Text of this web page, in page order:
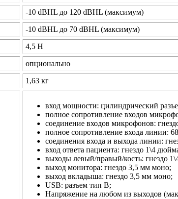
-10 dBHL до 120 dBHL (максимум)
-10 dBHL до 70 dBHL (максимум)
4,5 Н
опционально
1,63 кг
вход мощности: цилиндрический
полное сопротивление входов
соединение входов микрофонов:
полное сопротивление входа линии:
соединения входа и выхода линии:
вход ответа пациента: гнездо 1\4
выходы левый/правый/кость: гнездо
выход монитора: гнездо 3,5 мм моно;
выход вкладыша: гнездо 3,5 мм моно;
USB: разъем тип В;
Напряжение на любом из выходов